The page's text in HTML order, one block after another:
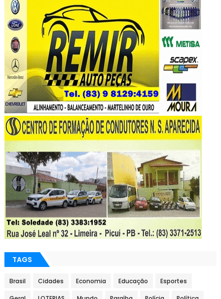
TAGS
Brasil Cidades Economia Educação Esportes